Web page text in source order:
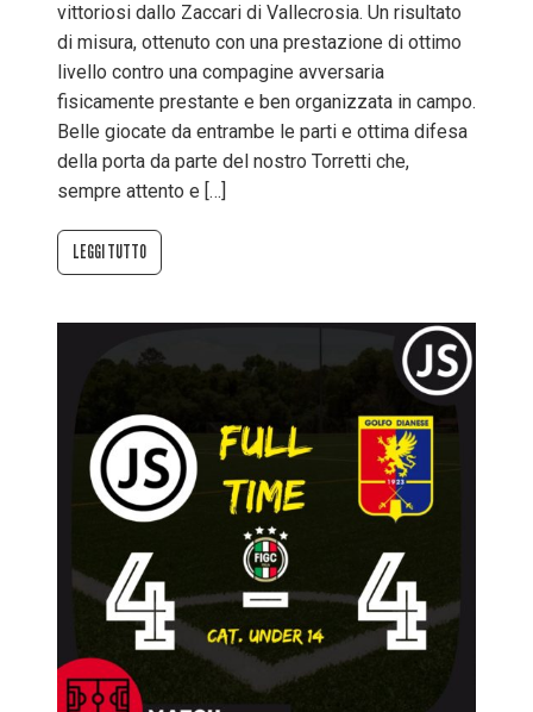
vittoriosi dallo Zaccari di Vallecrosia. Un risultato
di misura, ottenuto con una prestazione di ottimo
livello contro una compagine avversaria
fisicamente prestante e ben organizzata in campo.
Belle giocate da entrambe le parti e ottima difesa
della porta da parte del nostro Torretti che,
sempre attento e […]
LEGGI TUTTO